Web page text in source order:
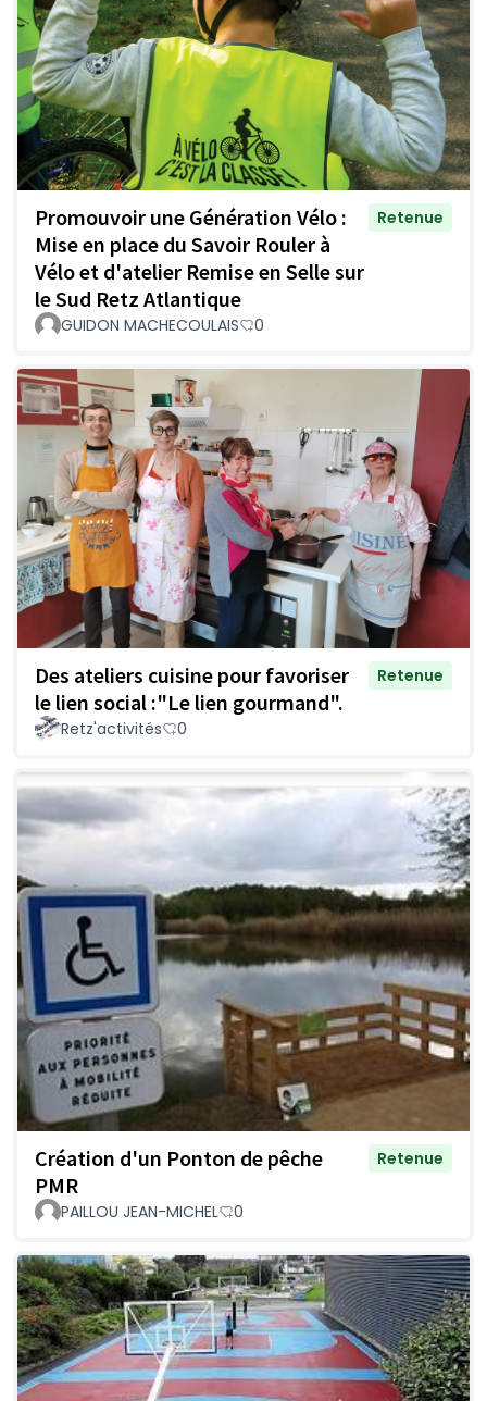
Promouvoir une Génération Vélo :
Mise en place du Savoir Rouler à
Vélo et d'atelier Remise en Selle sur
le Sud Retz Atlantique
Retenue
GUIDON MACHECOULAIS 0
Des ateliers cuisine pour favoriser
le lien social :"Le lien gourmand".
Retenue
Retz'activités 0
Création d'un Ponton de pêche
PMR
Retenue
PAILLOU JEAN-MICHEL 0